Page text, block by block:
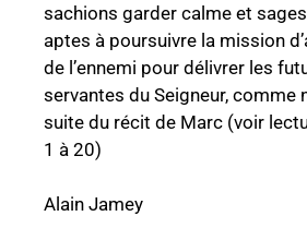
sachions garder calme et
aptes à poursuivre la mission
de l’ennemi pour délivrer les
servantes du Seigneur, comme
suite du récit de Marc (voir
1 à 20)
Alain Jamey